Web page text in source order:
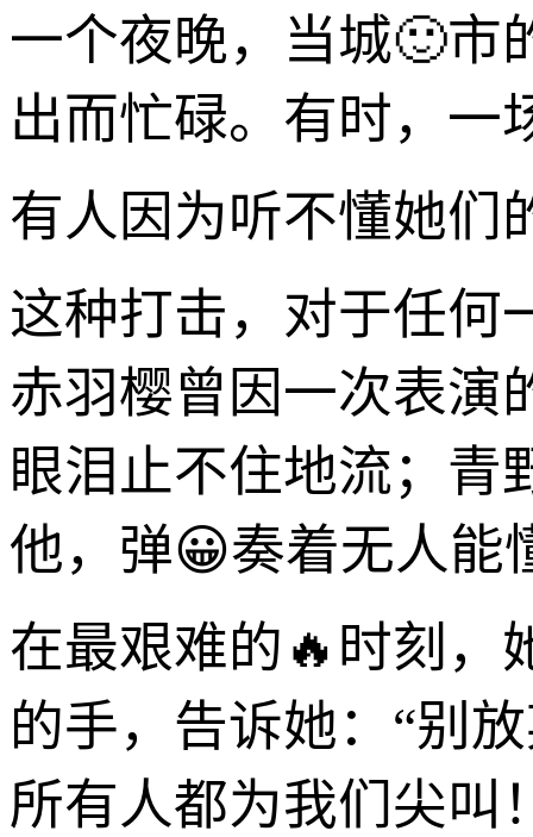
一个夜晚，当城🙂市
出而忙碌。有时，一
有人因为听不懂她们
这种打击，对于任何
赤羽樱曾因一次表演
眼泪止不住地流；青
他，弹😀奏着无人能
在最艰难的🔥时刻，
的手，告诉她：“别
所有人都为我们尖叫